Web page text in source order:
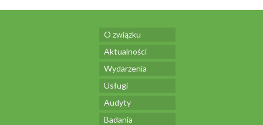
O związku
Aktualności
Wydarzenia
Usługi
Audyty
Badania